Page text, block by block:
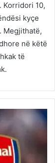
10,
kyçe
Megjithatë,
në këtë
të